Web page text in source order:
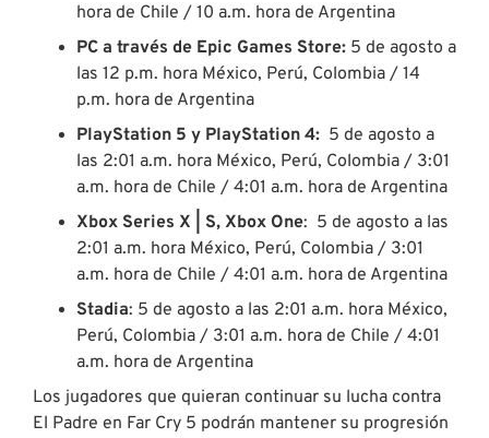
hora de Chile / 10 a.m. hora de Argentina
PC a través de Epic Games Store: 5 de agosto a
las 12 p.m. hora México, Perú, Colombia / 14
p.m. hora de Argentina
PlayStation 5 y PlayStation 4: 5 de agosto a
las 2:01 a.m. hora México, Perú, Colombia / 3:01
a.m. hora de Chile / 4:01 a.m. hora de Argentina
Xbox Series X | S, Xbox One: 5 de agosto a las
2:01 a.m. hora México, Perú, Colombia / 3:01
a.m. hora de Chile / 4:01 a.m. hora de Argentina
Stadia: 5 de agosto a las 2:01 a.m. hora México,
Perú, Colombia / 3:01 a.m. hora de Chile / 4:01
a.m. hora de Argentina
Los jugadores que quieran continuar su lucha contra
El Padre en Far Cry 5 podrán mantener su progresión